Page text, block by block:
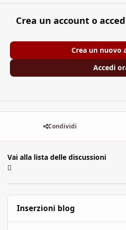
Crea un account o
Crea un nuovo
Accedi
Condividi
Vai alla lista delle discussioni
Inserzioni blog